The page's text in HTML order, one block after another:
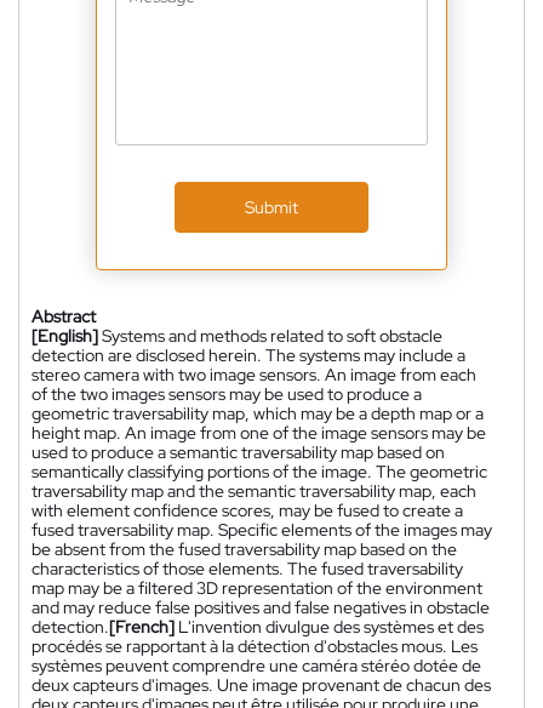
Submit
Abstract
[English]Systems and methods related to soft obstacle
detection are disclosed herein. The systems may include a
stereo camera with two image sensors. An image from each
of the two images sensors may be used to produce a
geometric traversability map, which may be a depth map or a
height map. An image from one of the image sensors may be
used to produce a semantic traversability map based on
semantically classifying portions of the image. The geometric
traversability map and the semantic traversability map, each
with element confidence scores, may be fused to create a
fused traversability map. Specific elements of the images may
be absent from the fused traversability map based on the
characteristics of those elements. The fused traversability
map may be a filtered 3D representation of the environment
and may reduce false positives and false negatives in obstacle
detection.[French] L'invention divulgue des systèmes et des
procédés se rapportant à la détection d'obstacles mous. Les
systèmes peuvent comprendre une caméra stéréo dotée de
deux capteurs d'images. Une image provenant de chacun des